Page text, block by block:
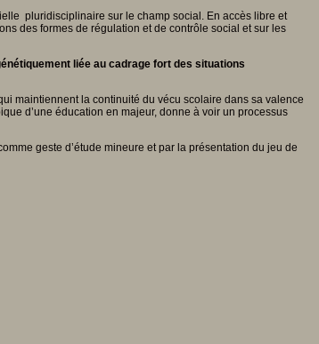
pluridisciplinaire sur le champ social. En accès libre et
des formes de régulation et de contrôle social et sur les
liée au cadrage fort des situations
maintiennent la continuité du vécu scolaire dans sa valence
d’une éducation en majeur, donne à voir un processus
geste d’étude mineure et par la présentation du jeu de